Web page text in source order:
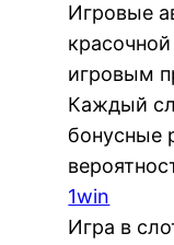
Игровые
игровым
Каждый
бонусные
1win
Игра в